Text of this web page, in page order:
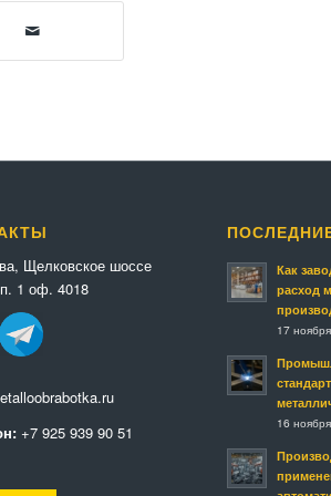
Щелковское шоссе
1 оф. 4018
+7 925 939 90 51
Как
расход
17
16